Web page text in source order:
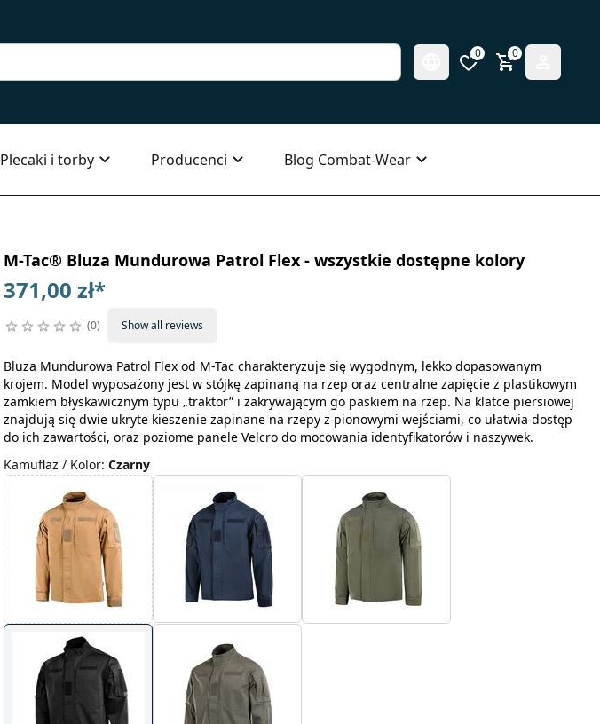
0 0
Plecaki i torby Producenci Blog Combat-Wear
M-Tac® Bluza Mundurowa Patrol Flex - wszystkie dostępne kolory
371,00 zł*
0 Show all reviews
Bluza Mundurowa Patrol Flex od M-Tac charakteryzuje się wygodnym, lekko dopasowanym
krojem. Model wyposażony jest w stójkę zapinaną na rzep oraz centralne zapięcie z plastikowym
zamkiem błyskawicznym typu „traktor” i zakrywającym go paskiem na rzep. Na klatce piersiowej
znajdują się dwie ukryte kieszenie zapinane na rzepy z pionowymi wejściami, co ułatwia dostęp
do ich zawartości, oraz poziome panele Velcro do mocowania identyfikatorów i naszywek.
Kamuflaż / Kolor: Czarny